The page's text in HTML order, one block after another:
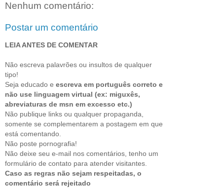
Nenhum comentário:
Postar um comentário
LEIA ANTES DE COMENTAR
Não escreva palavrões ou insultos de qualquer
tipo!
Seja educado e escreva em português correto e
não use linguagem virtual (ex: miguxês,
abreviaturas de msn em excesso etc.)
Não publique links ou qualquer propaganda,
somente se complementarem a postagem em que
está comentando.
Não poste pornografia!
Não deixe seu e-mail nos comentários, tenho um
formulário de contato para atender visitantes.
Caso as regras não sejam respeitadas, o
comentário será rejeitado